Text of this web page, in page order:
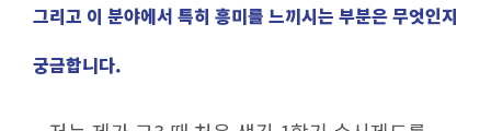
그리고 이 분야에서 특히 흥미를 느끼시는 부분은 무엇인지
궁금합니다.